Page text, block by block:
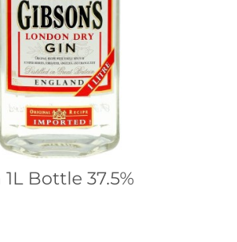
1L Bottle 37.5%